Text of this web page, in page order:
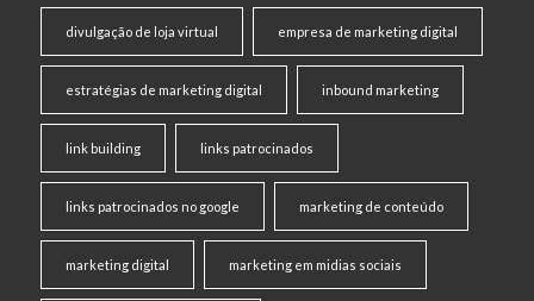
divulgação de loja virtual empresa de marketing digital
estratégias de marketing digital inbound marketing
link building links patrocinados
links patrocinados no google marketing de conteúdo
marketing digital marketing em midias sociais